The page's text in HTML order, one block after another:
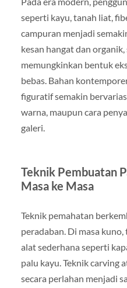
seperti kayu, tanah liat,
campuran menjadi
kesan hangat dan
memungkinkan bentuk
bebas. Bahan
figuratif semakin
warna, maupun cara
galeri.
Teknik Pembuatan
Masa ke Masa
Teknik pemahatan
peradaban. Di masa
alat sederhana seperti
palu kayu. Teknik carving
secara perlahan menjadi